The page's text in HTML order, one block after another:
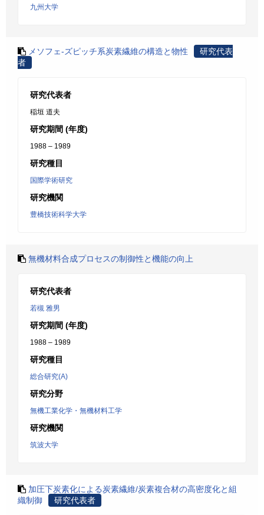
九州大学
メソフェ-ズピッチ系炭素繊維の構造と物性
研究代表
者
研究代表者
稲垣 道夫
研究期間 (年度)
1988 – 1989
研究種目
国際学術研究
研究機関
豊橋技術科学大学
無機材料合成プロセスの制御性と機能の向上
研究代表者
若槻 雅男
研究期間 (年度)
1988 – 1989
研究種目
総合研究(A)
研究分野
無機工業化学・無機材料工学
研究機関
筑波大学
加圧下炭素化による炭素繊維/炭素複合材の高密度化と組
織制御
研究代表者